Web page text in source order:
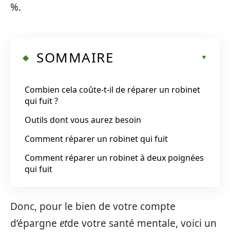
%.
SOMMAIRE
Combien cela coûte-t-il de réparer un robinet
qui fuit ?
Outils dont vous aurez besoin
Comment réparer un robinet qui fuit
Comment réparer un robinet à deux poignées
qui fuit
Donc, pour le bien de votre compte
d’épargne etde votre santé mentale, voici un